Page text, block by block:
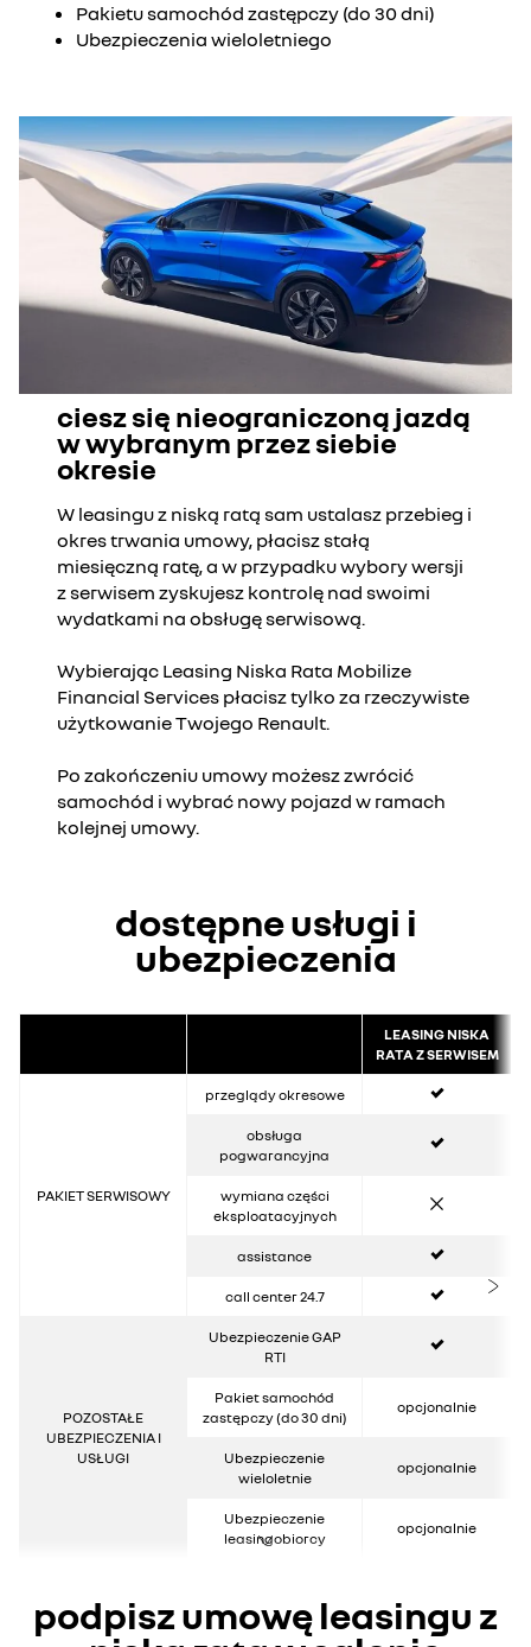
Pakietu samochód zastępczy (do 30 dni)
Ubezpieczenia wieloletniego
ciesz się nieograniczoną jazdą
w wybranym przez siebie
okresie
W leasingu z niską ratą sam ustalasz przebieg i
okres trwania umowy, płacisz stałą
miesięczną ratę, a w przypadku wybory wersji
z serwisem zyskujesz kontrolę nad swoimi
wydatkami na obsługę serwisową.
Wybierając Leasing Niska Rata Mobilize
Financial Services płacisz tylko za rzeczywiste
użytkowanie Twojego Renault.
Po zakończeniu umowy możesz zwrócić
samochód i wybrać nowy pojazd w ramach
kolejnej umowy.
dostępne usługi i
ubezpieczenia
LEASING NISKA
RATA Z SERWISEM
PAKIET SERWISOWY
przeglądy okresowe
obsługa
pogwarancyjna
wymiana części
eksploatacyjnych
assistance
call center 24.7
POZOSTAŁE
UBEZPIECZENIA I
USŁUGI
Ubezpieczenie GAP
RTI
Pakiet samochód
zastępczy (do 30 dni)
opcjonalnie
Ubezpieczenie
wieloletnie
opcjonalnie
Ubezpieczenie
leasingobiorcy
opcjonalnie
podpisz umowę leasingu z